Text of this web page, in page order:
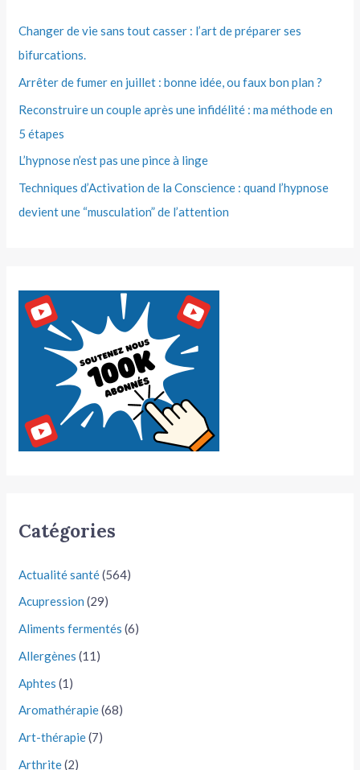
Changer de vie sans tout casser : l’art de préparer ses
bifurcations.
Arrêter de fumer en juillet : bonne idée, ou faux bon plan ?
Reconstruire un couple après une infidélité : ma méthode en
5 étapes
L’hypnose n’est pas une pince à linge
Techniques d’Activation de la Conscience : quand l’hypnose
devient une “musculation” de l’attention
Catégories
Actualité santé(564)
Acupression (29)
Aliments fermentés (6)
Allergènes (11)
Aphtes (1)
Aromathérapie(68)
Art-thérapie(7)
Arthrite(2)